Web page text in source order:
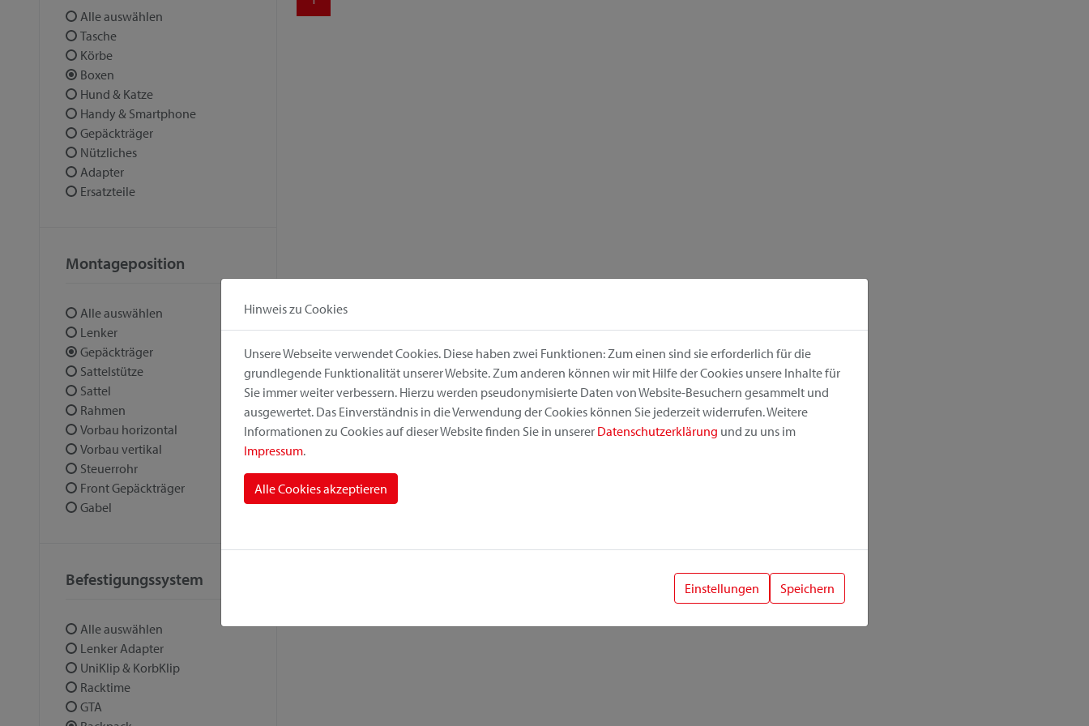
Alle auswählen
Tasche
Körbe
Boxen
Hund & Katze
Handy & Smartphone
Gepäckträger
Nützliches
Adapter
Ersatzteile
Montageposition
Alle auswählen
Lenker
Gepäckträger
Sattelstütze
Sattel
Rahmen
Vorbau horizontal
Vorbau vertikal
Steuerrohr
Front Gepäckträger
Gabel
Befestigungssystem
Alle auswählen
Lenker Adapter
UniKlip & KorbKlip
Racktime
GTA
Hinweis zu Cookies
Unsere Webseite verwendet Cookies. Diese haben zwei Funktionen: Zum einen sind sie erforderlich für die
grundlegende Funktionalität unserer Website. Zum anderen können wir mit Hilfe der Cookies unsere Inhalte für
Sie immer weiter verbessern. Hierzu werden pseudonymisierte Daten von Website-Besuchern gesammelt und
ausgewertet. Das Einverständnis in die Verwendung der Cookies können Sie jederzeit widerrufen. Weitere
Informationen zu Cookies auf dieser Website finden Sie in unserer Datenschutzerklärung und zu uns im
Impressum.
Alle Cookies akzeptieren
Einstellungen Speichern